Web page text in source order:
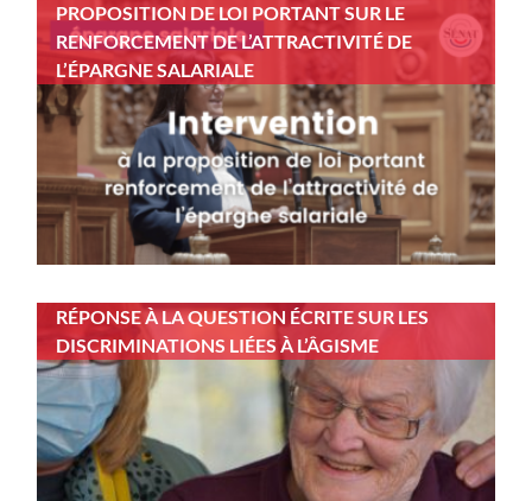
PROPOSITION DE LOI PORTANT SUR LE
RENFORCEMENT DE L’ATTRACTIVITÉ DE
L’ÉPARGNE SALARIALE
RÉPONSE À LA QUESTION ÉCRITE SUR LES
DISCRIMINATIONS LIÉES À L’ÂGISME